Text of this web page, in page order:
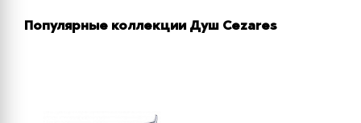
Популярные коллекции Душ Cezares